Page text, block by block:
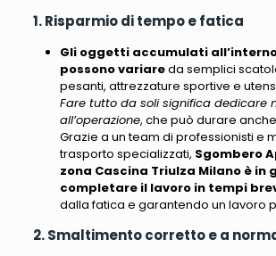
1. Risparmio di tempo e fatica
Gli oggetti accumulati
possono variareda semplici
pesanti, attrezzature sportive e
Fare tutto da soli significa dedicare
all’operazione, che può durare
Grazie a un team di professionisti e
trasporto specializzati, Sgombero
zona Cascina Triulza Milano è in
completare il lavoro in tempi
dalla fatica e garantendo un lavoro
2. Smaltimento corretto e a